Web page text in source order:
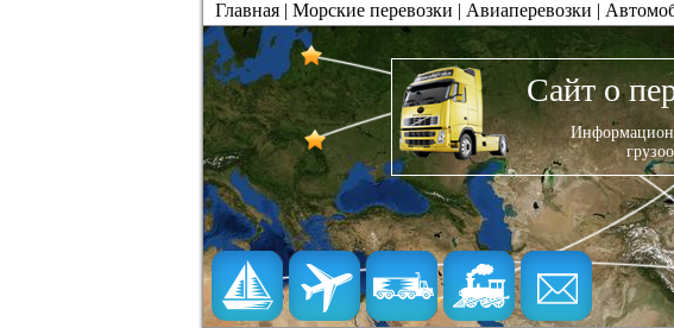
Главная | Морские перевозки | Авиаперевозки |
Сайт о